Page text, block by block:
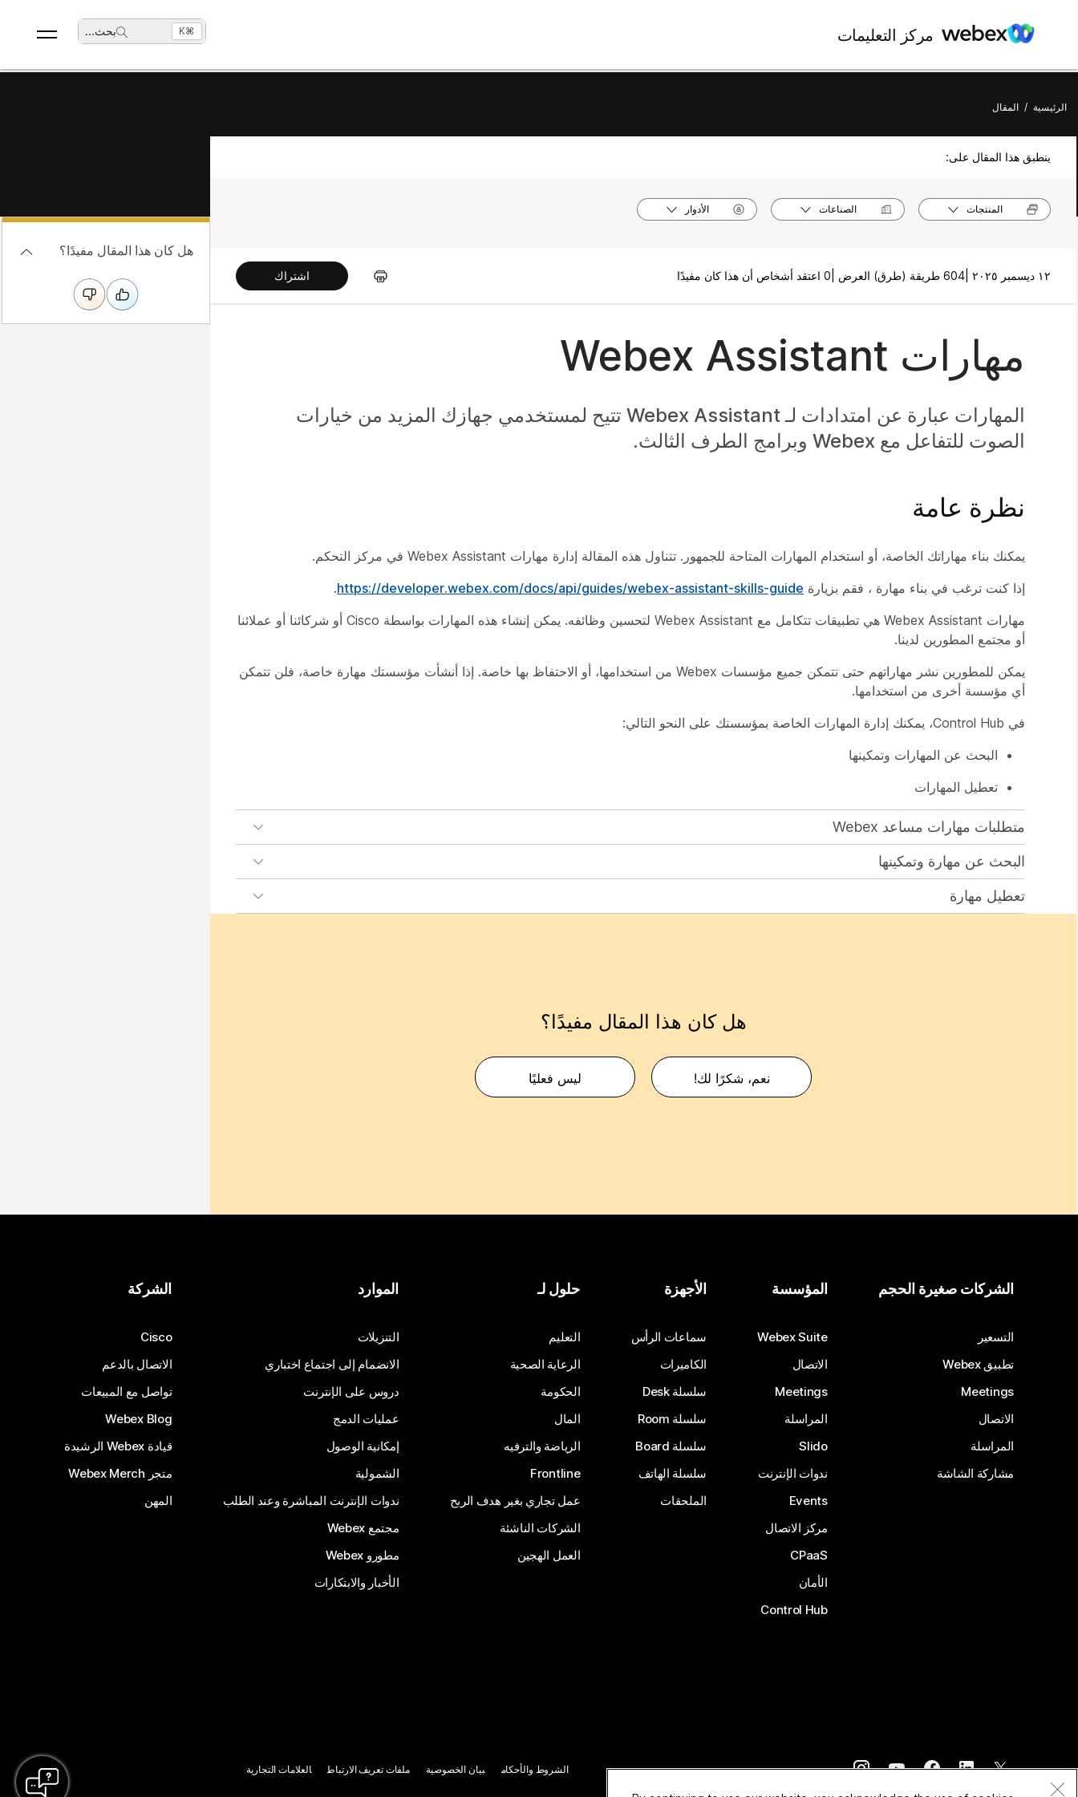
مركز التعليمات بحث... ⌘K
الرئيسية / المقال
ينطبق هذا المقال على:
المنتجات الصناعات الأدوار
١٢ ديسمبر ٢٠٢٥ | 604 طريقة (طرق) العرض | 0 اعتقد أشخاص أن هذا كان مفيدًا اشتراك
مهارات Webex Assistant
المهارات عبارة عن امتدادات لـ Webex Assistant تتيح لمستخدمي جهازك المزيد من خيارات
الصوت للتفاعل مع Webex وبرامج الطرف الثالث.
نظرة عامة
يمكنك بناء مهاراتك الخاصة، أو استخدام المهارات المتاحة للجمهور. تتناول هذه المقالة إدارة مهارات Webex Assistant في مركز التحكم.
إذا كنت ترغب في بناء مهارة ، فقم بزيارة https://developer.webex.com/docs/api/guides/webex-assistant-skills-guide
.
مهارات Webex Assistant هي تطبيقات تتكامل مع Webex Assistant لتحسين وظائفه. يمكن إنشاء هذه المهارات بواسطة Cisco أو شركائنا أو عملائنا
أو مجتمع المطورين لدينا.
يمكن للمطورين نشر مهاراتهم حتى تتمكن جميع مؤسسات Webex من استخدامها، أو الاحتفاظ بها خاصة. إذا أنشأت مؤسستك مهارة خاصة، فلن تتمكن
أي مؤسسة أخرى من استخدامها.
في Control Hub، يمكنك إدارة المهارات الخاصة بمؤسستك على النحو التالي:
البحث عن المهارات وتمكينها
تعطيل المهارات
متطلبات مهارات مساعد Webex
البحث عن مهارة وتمكينها
تعطيل مهارة
هل كان هذا المقال مفيدًا؟
نعم، شكرًا لك! ليس فعليًا
هل كان هذا المقال مفيدًا؟
الشركات صغيرة الحجم
التسعير
تطبيق Webex
Meetings
الاتصال
المراسلة
مشاركة الشاشة
المؤسسة
Webex Suite
الاتصال
Meetings
المراسلة
Slido
ندوات الإنترنت
Events
مركز الاتصال
CPaaS
الأمان
Control Hub
الأجهزة
سماعات الرأس
الكاميرات
سلسلة Desk
سلسلة Room
سلسلة Board
سلسلة الهاتف
الملحقات
حلول لـ
التعليم
الرعاية الصحية
الحكومة
المال
الرياضة والترفيه
Frontline
عمل تجاري بغير هدف الربح
الشركات الناشئة
العمل الهجين
الموارد
التنزيلات
الانضمام إلى اجتماع اختباري
دروس على الإنترنت
عمليات الدمج
إمكانية الوصول
الشمولية
ندوات الإنترنت المباشرة وعند الطلب
مجتمع Webex
مطورو Webex
الأخبار والابتكارات
الشركة
Cisco
الاتصال بالدعم
تواصل مع المبيعات
Webex Blog
قيادة Webex الرشيدة
متجر Webex Merch
المهن
2026Cisco و/أو الشركات التابعة لها. جميع الحقوق محفوظة.
الشروط والأحكام بيان الخصوصية ملفات تعريف الارتباط العلامات التجارية